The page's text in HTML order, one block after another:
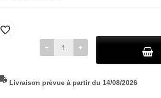
favorite_border
Livraison prévue à partir du 14/08/2026